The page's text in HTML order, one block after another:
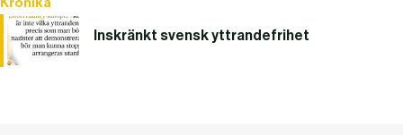
Inskränkt svensk yttrandefrihet